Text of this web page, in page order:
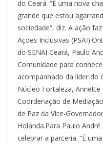
do Ceará. “É uma nova
grande que estou
sociedade”, diz. A ação
Ações Inclusivas
do SENAI Ceará, Paulo
Comunidade para
acompanhado da líder do
Núcleo Fortaleza,
Coordenação de
de Paz da Vice-
Holanda.Para Paulo
celebrar a parceria. “É